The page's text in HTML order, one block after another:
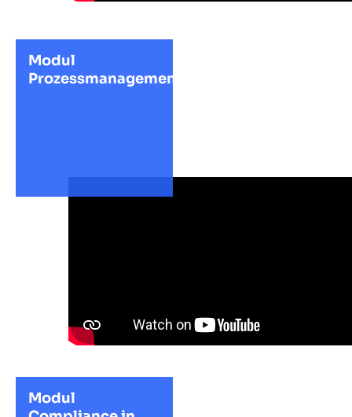
Modul
Prozessmanagement
Modul